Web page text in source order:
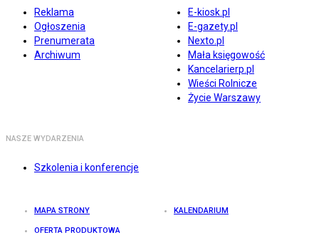
Reklama
Ogłoszenia
Prenumerata
Archiwum
E-kiosk.pl
E-gazety.pl
Nexto.pl
Mała księgowość
Kancelarierp.pl
Wieści Rolnicze
Życie Warszawy
NASZE WYDARZENIA
Szkolenia i konferencje
MAPA STRONY KALENDARIUM
OFERTA PRODUKTOWA